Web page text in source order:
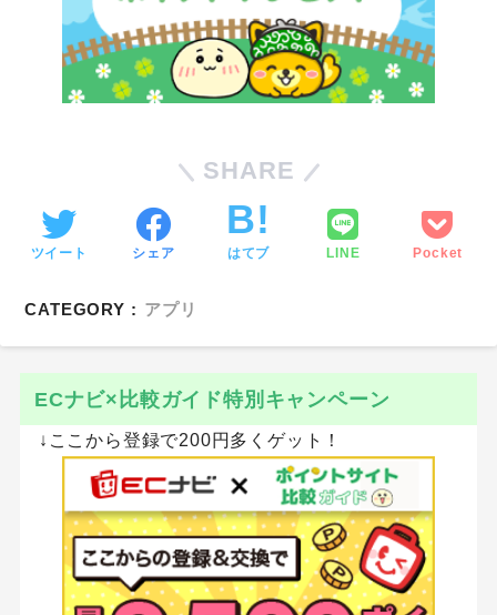
SHARE
ツイート シェア はてブ LINE Pocket
CATEGORY : アプリ
ECナビ×比較ガイド特別キャンペーン
↓ここから登録で200円多くゲット！